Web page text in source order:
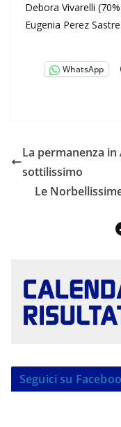
Debora Vivarelli
Eugenia Perez
WhatsApp
La permanenza
sottilissimo
Le
Seguici su